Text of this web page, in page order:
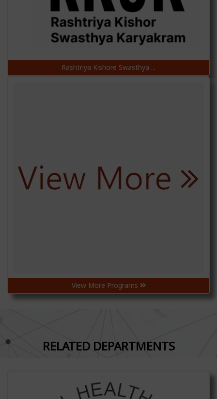
Rashtriya Kishore Swasthya ...
View More Programs
RELATED DEPARTMENTS